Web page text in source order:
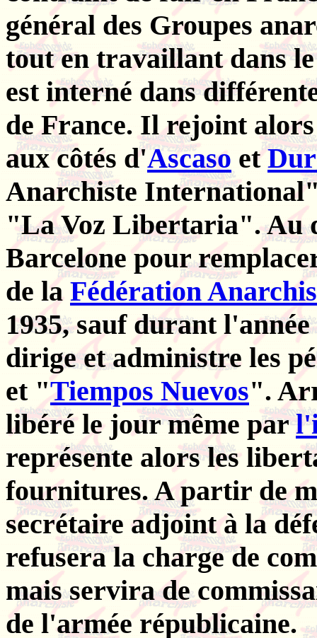
général des Groupes
tout en travaillant dans
est interné dans
de France. Il rejoint
aux côtés d'Ascaso et
Anarchiste
"La Voz Libertaria". Au
Barcelone pour
de laFédération
1935, sauf durant
dirige et administre les
et "Tiempos Nuevos".
libéré le jour même par
représente alors les
fournitures. A partir de
secrétaire adjoint à la
refusera la charge de
mais servira de
de l'armée républicaine.